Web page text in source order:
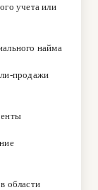
учета или
найма
продажи
области